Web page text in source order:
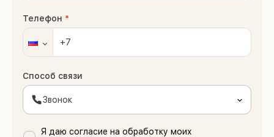
Телефон *
Способ связи
Звонок
Я даю согласие на обработку моих